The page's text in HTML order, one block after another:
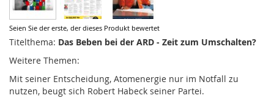
Seien Sie der erste, der dieses Produkt bewertet
Titelthema: Das Beben bei der ARD - Zeit zum Umschalten?
Weitere Themen:
Mit seiner Entscheidung, Atomenergie nur im Notfall zu
nutzen, beugt sich Robert Habeck seiner Partei.
Zum
Anfang
Bildergalerie
springen